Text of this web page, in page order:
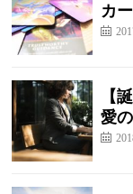
カ
【
愛